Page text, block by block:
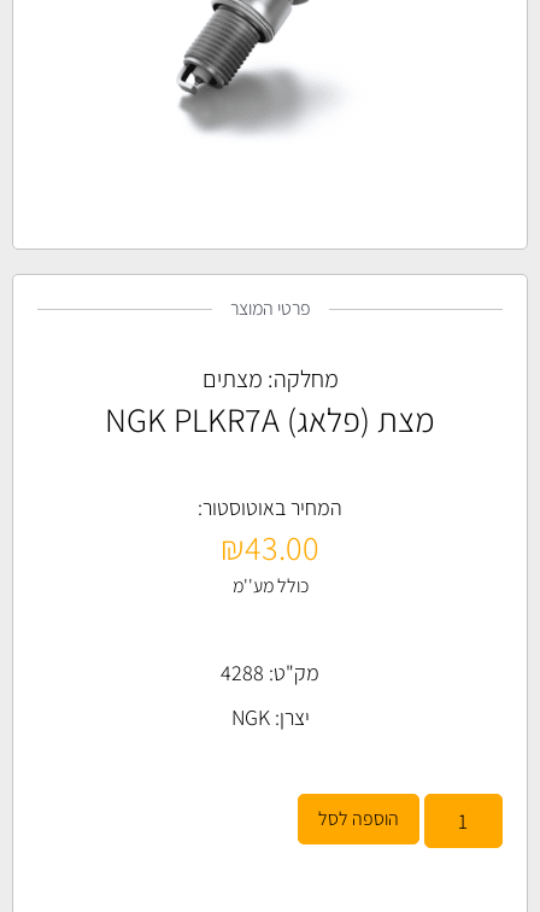
פרטי המוצר
מחלקה: מצתים
מצת (פלאג) NGK PLKR7A
המחיר באוטוסטור:
₪43.00
כולל מע''מ
מק"ט: 4288
יצרן:NGK
הוספה לסל